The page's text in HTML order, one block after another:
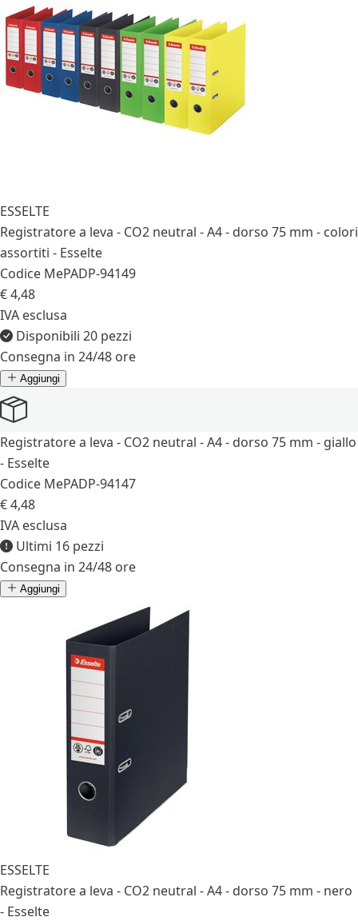
ESSELTE
Registratore a leva - CO2 neutral - A4 - dorso 75 mm - colori
assortiti - Esselte
Codice MePADP-94149
€ 4,48
IVA esclusa
Disponibili 20 pezzi
Consegna in 24/48 ore
Aggiungi
Registratore a leva - CO2 neutral - A4 - dorso 75 mm - giallo
- Esselte
Codice MePADP-94147
€ 4,48
IVA esclusa
Ultimi 16 pezzi
Consegna in 24/48 ore
Aggiungi
ESSELTE
Registratore a leva - CO2 neutral - A4 - dorso 75 mm - nero
- Esselte